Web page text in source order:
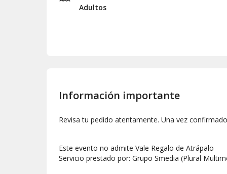
Adultos
Información importante
Revisa tu pedido atentamente. Una vez
Este evento no admite Vale Regalo de Atrápalo
Servicio prestado por: Grupo Smedia (Plural